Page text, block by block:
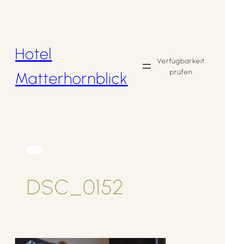
Hotel
Matterhornblick
Verfügbarkeit
prüfen
DSC_0152